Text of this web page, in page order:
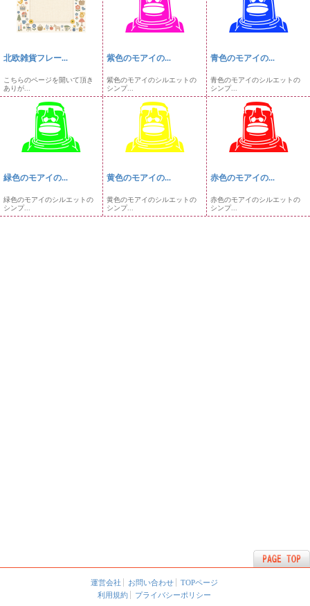
北欧雑貨フレー...
こちらのページを開いて頂き
ありが...
紫色のモアイの...
紫色のモアイのシルエットの
シンプ...
青色のモアイの...
青色のモアイのシルエットの
シンプ...
緑色のモアイの...
緑色のモアイのシルエットの
シンプ...
黄色のモアイの...
黄色のモアイのシルエットの
シンプ...
赤色のモアイの...
赤色のモアイのシルエットの
シンプ...
運営会社 お問い合わせ
TOPページ
利用規約
プライバシーポリシー